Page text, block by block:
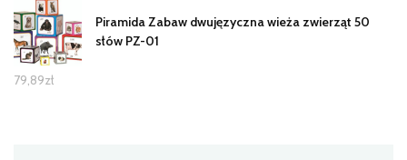
Piramida Zabaw dwujęzyczna wieża zwierząt 50
słów PZ-01
79,89zł